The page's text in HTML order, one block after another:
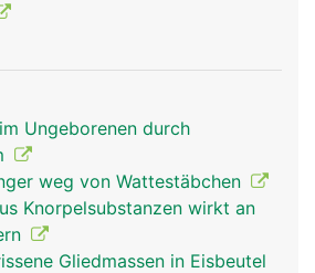
Ungeborenen durch
weg von Wattestäbchen
Knorpelsubstanzen wirkt an
Gliedmassen in Eisbeutel